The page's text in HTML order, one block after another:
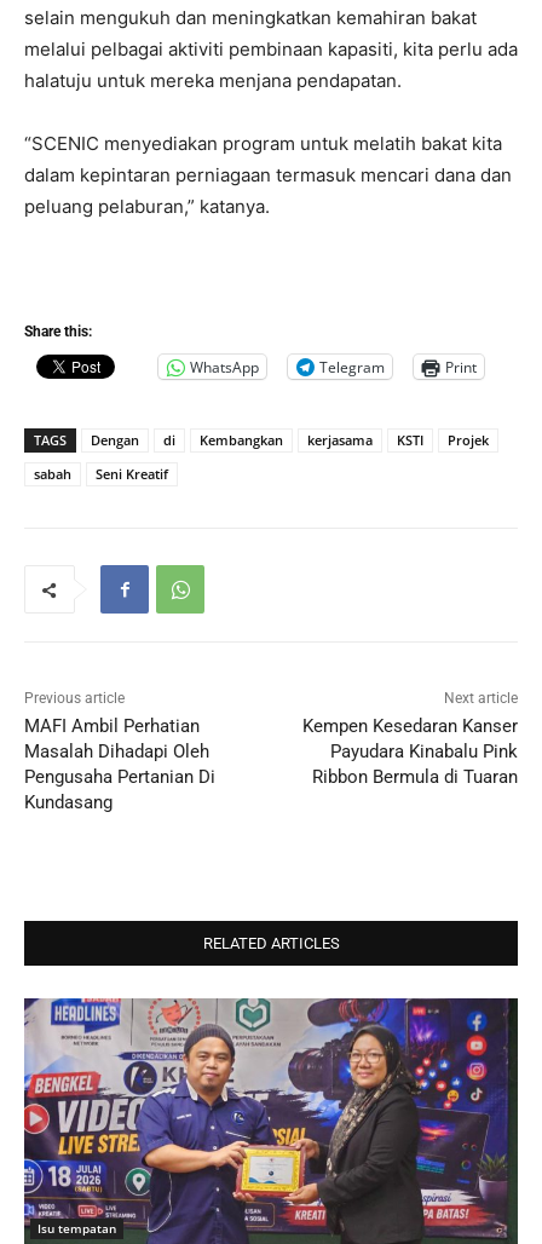
selain mengukuh dan meningkatkan kemahiran bakat
melalui pelbagai aktiviti pembinaan kapasiti, kita perlu ada
halatuju untuk mereka menjana pendapatan.
“SCENIC menyediakan program untuk melatih bakat kita
dalam kepintaran perniagaan termasuk mencari dana dan
peluang pelaburan,” katanya.
Share this:
WhatsApp Telegram Print
TAGS Dengan di Kembangkan kerjasama KSTI
Projek
sabah
Seni Kreatif
Previous article
MAFI Ambil Perhatian
Masalah Dihadapi Oleh
Pengusaha Pertanian Di
Kundasang
Next article
Kempen Kesedaran Kanser
Payudara Kinabalu Pink
Ribbon Bermula di Tuaran
RELATED ARTICLES
Isu tempatan